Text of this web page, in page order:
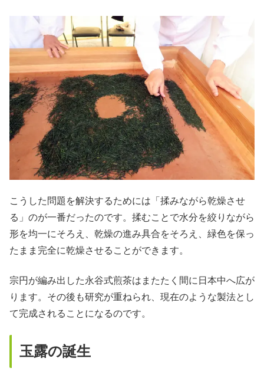
こうした問題を解決するためには「揉みながら乾燥させ
る」のが一番だったのです。揉むことで水分を絞りながら
形を均一にそろえ、乾燥の進み具合をそろえ、緑色を保っ
たまま完全に乾燥させることができます。
宗円が編み出した永谷式煎茶はまたたく間に日本中へ広が
ります。その後も研究が重ねられ、現在のような製法とし
て完成されることになるのです。
玉露の誕生